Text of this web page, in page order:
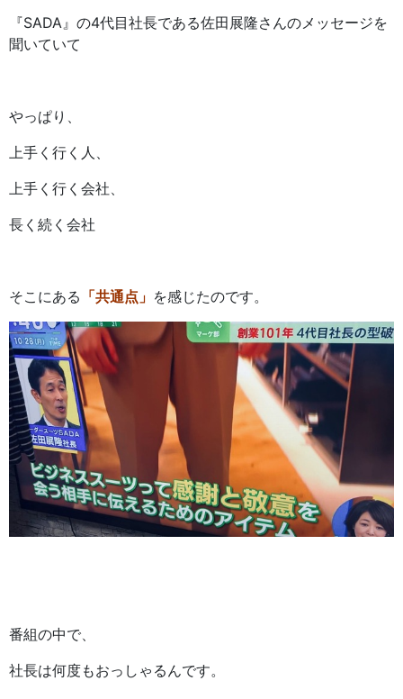
『SADA』の4代目社長である佐田展隆さんのメッセージを
聞いていて
やっぱり、
上手く行く人、
上手く行く会社、
長く続く会社
そこにある 「共通点」 を感じたのです。
番組の中で、
社長は何度もおっしゃるんです。